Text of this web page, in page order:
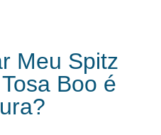
Meu Spitz
Boo é